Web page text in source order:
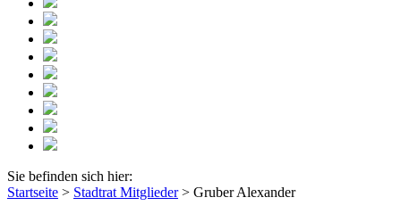
Sie befinden sich hier:
Startseite > Stadtrat Mitglieder> Gruber Alexander